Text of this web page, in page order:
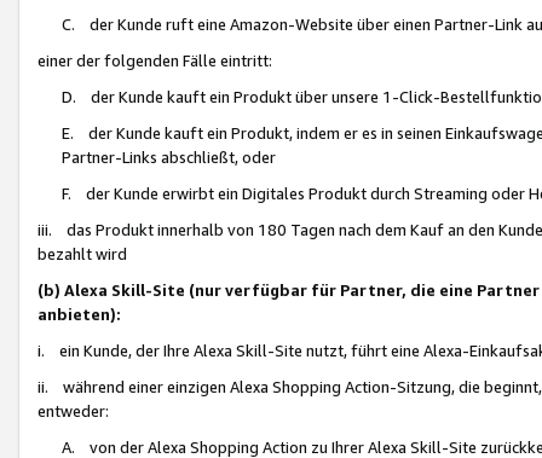
C. der Kunde ruft eine Amazon-Website über einen Partner-Link
einer der folgenden Fälle eintritt:
D. der Kunde kauft ein Produkt über unsere 1-Click-
E. der Kunde kauft ein Produkt, indem er es in seinen
Partner-Links abschließt, oder
F. der Kunde erwirbt ein Digitales Produkt durch Streaming oder
iii. das Produkt innerhalb von 180 Tagen nach dem Kauf an den
bezahlt wird
(b) Alexa Skill-Site (nur verfügbar für Partner, die eine
anbieten):
i. ein Kunde, der Ihre Alexa Skill-Site nutzt, führt eine Alexa-
ii. während einer einzigen Alexa Shopping Action-Sitzung, die
entweder:
A. von der Alexa Shopping Action zu Ihrer Alexa Skill-Site